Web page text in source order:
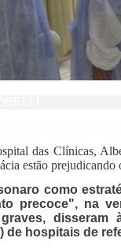
das Clínicas,
estão prejudicando
como
precoce", na
de hospitais de